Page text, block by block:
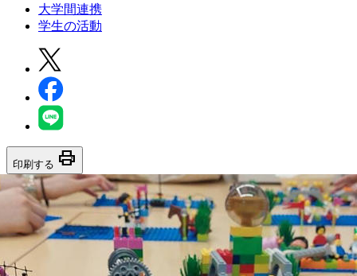
大学間連携
学生の活動
印刷する print